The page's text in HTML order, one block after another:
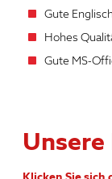
Gute
Hohes
Gute MS-